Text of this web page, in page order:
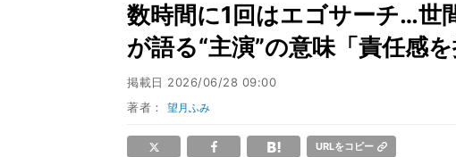
数時間に1回はエゴサーチ…世
が語る“主演”の意味「責任感
掲載日 2026/06/28 09:00
著者：望月ふみ
URLをコピー